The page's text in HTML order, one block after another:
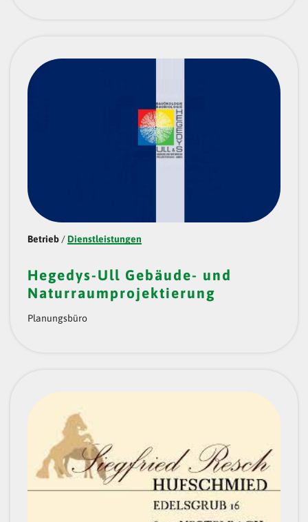
Betrieb/ Dienstleistungen
Hegedys-Ull Gebäude- und
Naturraumprojektierung
Planungsbüro